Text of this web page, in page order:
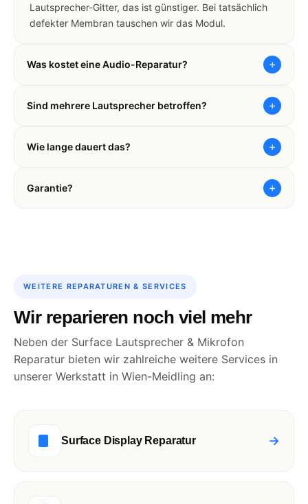
Lautsprecher-Gitter, das ist günstiger. Bei tatsächlich
defekter Membran tauschen wir das Modul.
Was kostet eine Audio-Reparatur? +
Sind mehrere Lautsprecher betroffen? +
Wie lange dauert das? +
Garantie? +
WEITERE REPARATUREN & SERVICES
Wir reparieren noch viel mehr
Neben der Surface Lautsprecher & Mikrofon
Reparatur bieten wir zahlreiche weitere Services in
unserer Werkstatt in Wien-Meidling an:
Surface Display Reparatur →